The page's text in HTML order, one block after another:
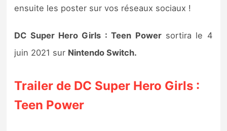
Sorties de jeux
Bons plans
ensuite les poster sur vos réseaux sociaux !
DC Super Hero Girls : Teen Powersortira le 4
juin 2021 sur Nintendo Switch.
Trailer de DC Super Hero Girls :
Teen Power